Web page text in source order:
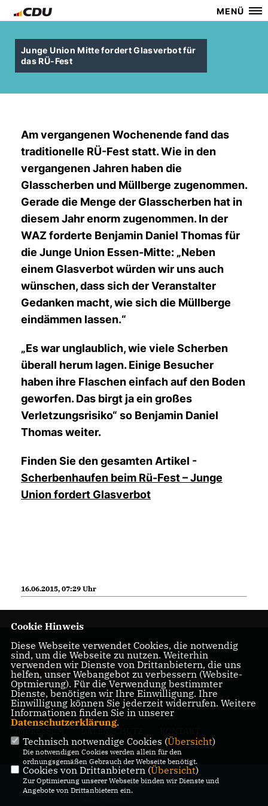
MENÜ
Junge Union Mitte fordert Glasverbot für
das RÜ-Fest
Am vergangenen Wochenende fand das
traditionelle RÜ-Fest statt. Wie in den
vergangenen Jahren haben die
Glasscherben und Müllberge zugenommen.
Gerade die Menge der Glasscherben hat in
diesem Jahr enorm zugenommen. In der
WAZ forderte Benjamin Daniel Thomas für
die Junge Union Essen-Mitte: „Neben
einem Glasverbot würden wir uns auch
wünschen, dass sich der Veranstalter
Gedanken macht, wie sich die Müllberge
eindämmen lassen.“
Es war unglaublich, wie viele Scherben
überall herum lagen. Einige Besucher
haben ihre Flaschen einfach auf den Boden
geworfen. Das birgt ja ein großes
Verletzungsrisiko“ so Benjamin Daniel
Thomas weiter.
Finden Sie den gesamten Artikel -
Scherbenhaufen beim Rü-Fest – Junge
Union fordert Glasverbot
16.06.2015, 07:29 Uhr
für ein starkes
Rüttenscheid und
Essen
DATENSCHUTZ
@2026 CDU Essen;
Kreisgeschäftsstelle - Benjamin
Cookie Hinweis
Diese Webseite verwendet Cookies, die notwendig
sind, um die Webseite zu nutzen. Weiterhin
verwenden wir Dienste von Drittanbietern, die uns
helfen, unser Webangebot zu verbessern (Website-
Optmierung). Für die Verwendung bestimmter
Dienste, benötigen wir Ihre Einwilligung. Ihre
Einwilligung können Sie jederzeit widerrufen. Weitere
Informationen finden Sie in unserer
Datenschutzerklärung.
Technisch notwendige Cookies (Übersicht)
Die notwendigen Cookies werden allein für den
ordnungsgemäßen Gebrauch der Webseite benötigt.
Cookies von Drittanbietern (Übersicht)
Zur Optimierung unserer Webseite binden wir Dienste und
Angebote von Drittanbietern ein.